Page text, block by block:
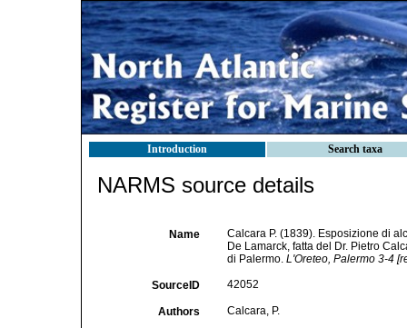
Introduction Search taxa
NARMS source details
Name
Calcara P. (1839). Esposizione di
De Lamarck, fatta del Dr. Pietro
di Palermo. L'Oreteo, Palermo 3-4
SourceID 42052
Authors Calcara, P.